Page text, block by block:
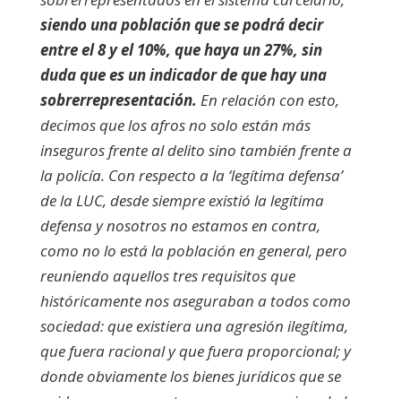
siendo una población que se podrá decir
entre el 8 y el 10%, que haya un 27%, sin
duda que es un indicador de que hay una
sobrerrepresentación. En relación con esto,
decimos que los afros no solo están más
inseguros frente al delito sino también frente a
la policía. Con respecto a la ‘legítima defensa’
de la LUC, desde siempre existió la legítima
defensa y nosotros no estamos en contra,
como no lo está la población en general, pero
reuniendo aquellos tres requisitos que
históricamente nos aseguraban a todos como
sociedad: que existiera una agresión ilegítima,
que fuera racional y que fuera proporcional; y
donde obviamente los bienes jurídicos que se